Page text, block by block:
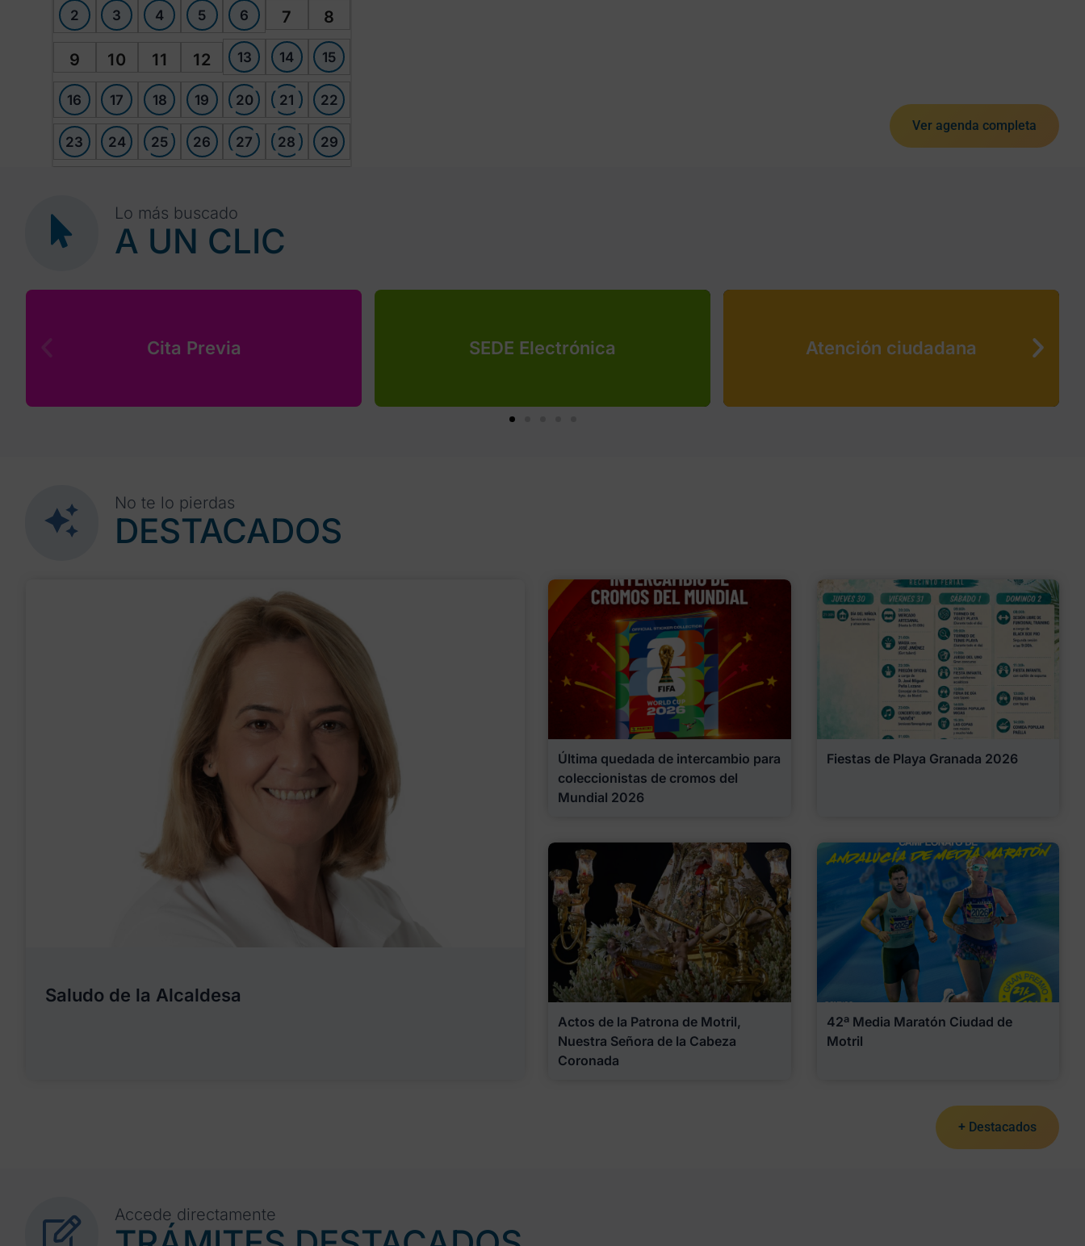
2 3 4 5 6 7 8
9 10 11 12 13 14 15
16 17 18 19 20 21 22
23 24 25 26 27 28 29
Ver agenda completa
Lo más buscado
A UN CLIC
Cita Previa SEDE Electrónica Atención ciudadana
No te lo pierdas
DESTACADOS
Saludo de la Alcaldesa
Última quedada de intercambio para
coleccionistas de cromos del
Mundial 2026
Fiestas de Playa Granada 2026
Actos de la Patrona de Motril,
Nuestra Señora de la Cabeza
Coronada
42ª Media Maratón Ciudad de
Motril
+ Destacados
Accede directamente